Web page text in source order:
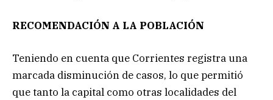
RECOMENDACIÓN A LA POBLACIÓN
Teniendo en cuenta que Corrientes registra una
marcada disminución de casos, lo que permitió
que tanto la capital como otras localidades del